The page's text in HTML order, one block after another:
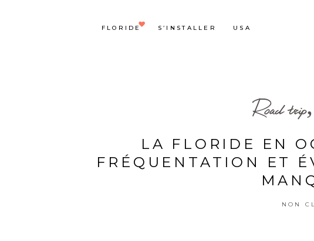
FLORIDE S’INSTALLER USA
Road
LA FLORIDE EN
FRÉQUENTATION ET
NON